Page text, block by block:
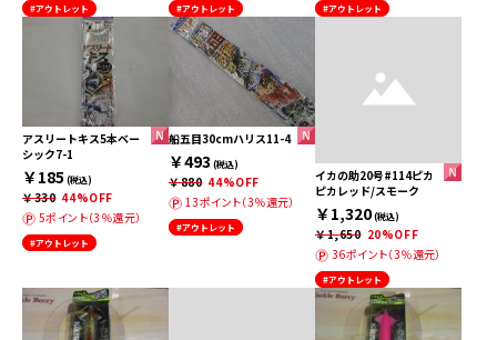
#アウトレット #アウトレット #アウトレット
アスリートキス5本ベー
シック7-1
￥185 (税込)
￥330 44%OFF
5ポイント（3％還元）
#アウトレット
船五目30cmハリス11-4
￥493 (税込)
￥880 44%OFF
13ポイント（3％還元）
#アウトレット
イカの助20号#114ピカ
ピカレッド/スモーク
￥1,320(税込)
￥1,650 20%OFF
36ポイント（3％還元）
#アウトレット